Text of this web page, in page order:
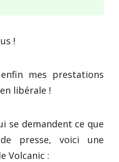
!
mes prestations
libérale !
se demandent ce que
presse, voici une
Volcanic :